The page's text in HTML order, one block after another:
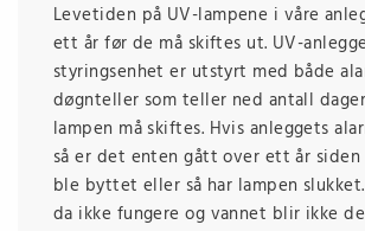
Levetiden på UV-lampene i våre
ett år før de må skiftes ut. UV-
styringsenhet er utstyrt med både
døgnteller som teller ned antall
lampen må skiftes. Hvis anleggets
så er det enten gått over ett år siden
ble byttet eller så har lampen
da ikke fungere og vannet blir ikke